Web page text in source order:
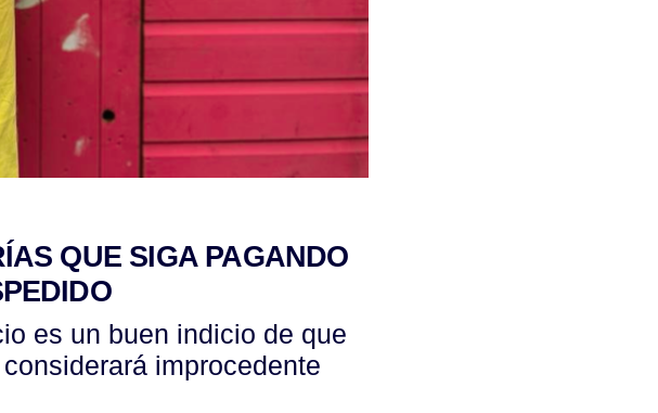
QUE SIGA PAGANDO
es un buen indicio de que
improcedente